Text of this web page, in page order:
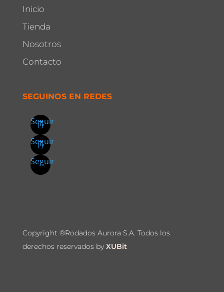
Inicio
Tienda
Nosotros
Contacto
SEGUINOS EN REDES
Seguir
Seguir
Seguir
Copyright ®Rodados Aurora S.A. Todos los
derechos reservados by XUBit